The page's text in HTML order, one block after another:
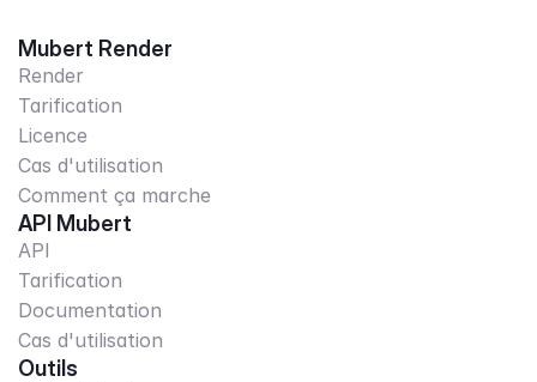
Mubert Render
Render
Tarification
Licence
Cas d'utilisation
Comment ça marche
API Mubert
API
Tarification
Documentation
Cas d'utilisation
Outils